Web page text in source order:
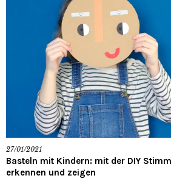
27/01/2021
Basteln mit Kindern: mit der DIY
erkennen und zeigen